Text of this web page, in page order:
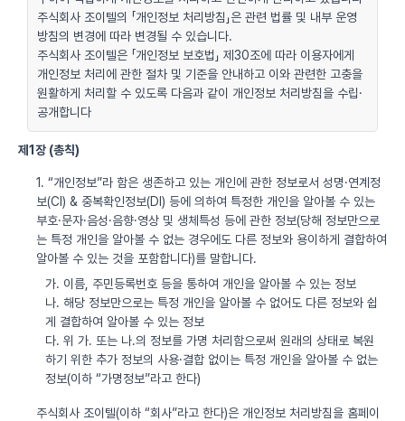
주식회사 조이텔의 「개인정보 처리방침」은 관련 법률 및 내부 운영
방침의 변경에 따라 변경될 수 있습니다.
주식회사 조이텔은 「개인정보 보호법」 제30조에 따라 이용자에게
개인정보 처리에 관한 절차 및 기준을 안내하고 이와 관련한 고충을
원활하게 처리할 수 있도록 다음과 같이 개인정보 처리방침을 수립·
공개합니다
제1장 (총칙)
1. “개인정보”라 함은 생존하고 있는 개인에 관한 정보로서 성명·연계정
보(CI) & 중복확인정보(DI) 등에 의하여 특정한 개인을 알아볼 수 있는
부호·문자·음성·음향·영상 및 생체특성 등에 관한 정보(당해 정보만으로
는 특정 개인을 알아볼 수 없는 경우에도 다른 정보와 용이하게 결합하여
알아볼 수 있는 것을 포함합니다)를 말합니다.
가. 이름, 주민등록번호 등을 통하여 개인을 알아볼 수 있는 정보
나. 해당 정보만으로는 특정 개인을 알아볼 수 없어도 다른 정보와 쉽
게 결합하여 알아볼 수 있는 정보
다. 위 가. 또는 나.의 정보를 가명 처리함으로써 원래의 상태로 복원
하기 위한 추가 정보의 사용·결합 없이는 특정 개인을 알아볼 수 없는
정보(이하 “가명정보”라고 한다)
주식회사 조이텔(이하 “회사”라고 한다)은 개인정보 처리방침을 홈페이